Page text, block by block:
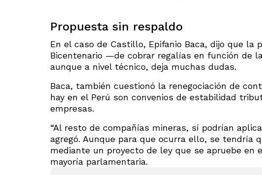
Propuesta sin respaldo
En el caso de Castillo, Epifanio Baca, dijo que la
Bicentenario —de cobrar regalías en función de
aunque a nivel técnico, deja muchas dudas.
Baca, también cuestionó la renegociación de
hay en el Perú son convenios de estabilidad
empresas.
“Al resto de compañías mineras, sí podrían
agregó. Aunque para que ocurra ello, se tendría
mediante un proyecto de ley que se apruebe en
mayoría parlamentaria.